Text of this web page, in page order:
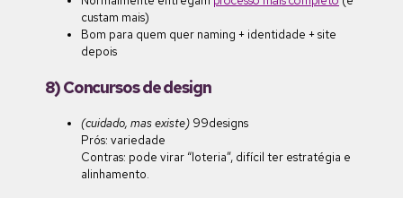
custam mais)
Bom para quem quer naming + identidade + site
depois
8) Concursos de design
(cuidado, mas existe) 99designs
Prós: variedade
Contras: pode virar “loteria”, difícil ter estratégia e
alinhamento.